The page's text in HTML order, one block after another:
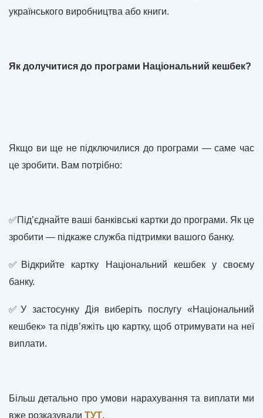
українського виробництва або книги.
Як долучитися до програми Національний кешбек?
Якщо ви ще не підключилися до програми — саме час
це зробити. Вам потрібно:
✅Під’єднайте ваші банківські картки до програми. Як це
зробити — підкаже служба підтримки вашого банку.
✅ Відкрийте картку Національний кешбек у своєму
банку.
✅ У застосунку Дія виберіть послугу «Національний
кешбек» та підв’яжіть цю картку, щоб отримувати на неї
виплати.
Більш детально про умови нарахування та виплати ми
вже розказували ТУТ.